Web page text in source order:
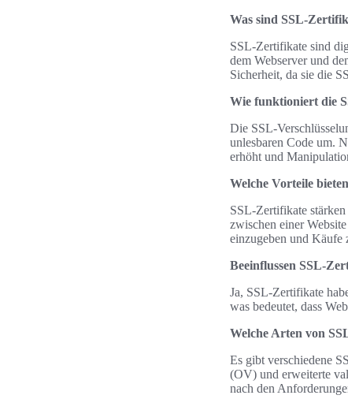
Was sind SSL-
SSL-Zertifikate sind
dem Webserver und
Sicherheit, da sie die
Wie funktioniert die
Die SSL-
unlesbaren Code um.
erhöht und
Welche Vorteile
SSL-Zertifikate stärken
zwischen einer
einzugeben und Käufe
Beeinflussen SSL-
Ja, SSL-Zertifikate
was bedeutet, dass
Welche Arten von
Es gibt verschiedene
(OV) und erweiterte
nach den